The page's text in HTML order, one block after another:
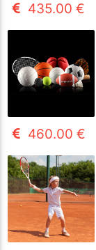
435.00 €
460.00 €